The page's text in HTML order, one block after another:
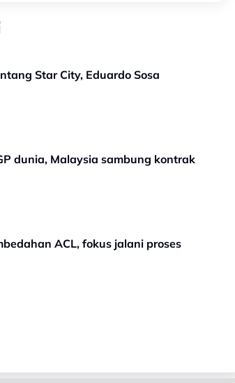
TERKINI! Selangor sah tandatangani bintang Star City, Eduardo Sosa
dunia, Malaysia sambung kontrak
ACL, fokus jalani proses